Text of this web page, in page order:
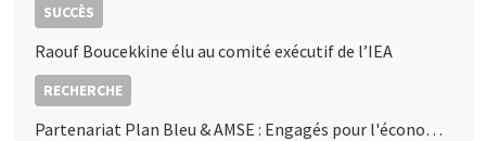
SUCCÈS
Raouf Boucekkine élu au comité exécutif de l’IEA
RECHERCHE
Partenariat Plan Bleu & AMSE : Engagés pour l'économie durable en Méditerranée